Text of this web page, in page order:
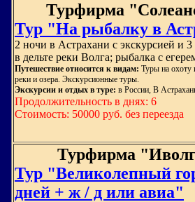
Турфирма
Тур "На рыбалку в
2 ночи в Астрахани с экскурсией и
в дельте реки Волга; рыбалка с
Путешествие относится к видам: Туры на охоту
реки и озера. Экскурсионные туры.
Экскурсии и отдых в туре: в России, В
Продолжительность в днях: 6
Стоимость: 50000 руб. без переезда
Турфирма
Тур "Великолепный
дней + ж / д или авиа"